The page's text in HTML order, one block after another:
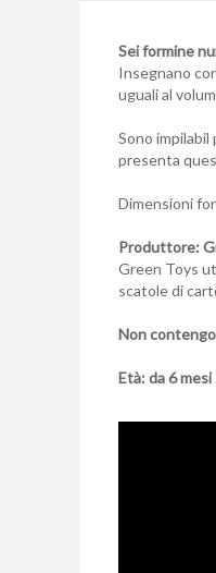
Sei formine
Insegnano
uguali al
Sono
presenta
Dimensioni
Produttore:
Green Toys
scatole di
Non
Età: da 6 mesi